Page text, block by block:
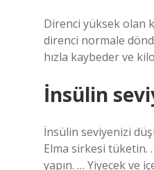
Direnci yüksek olan
direnci normale
hızla kaybeder ve
İnsülin
İnsülin seviyenizi
Elma sirkesi tüketin.
yapın. … Yiyecek ve